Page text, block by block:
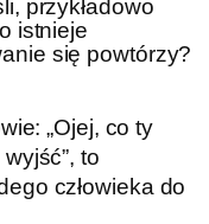
przykładowo
istnieje
się powtórzy?
„Ojej, co ty
to
człowieka do